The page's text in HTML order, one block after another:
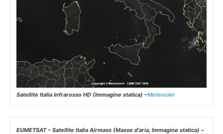
Satellite Italia Infrarosso HD (Immagine statica) –Meteociel
EUMETSAT – Satellite Italia Airmass (Masse d’aria, Immagine statica) –